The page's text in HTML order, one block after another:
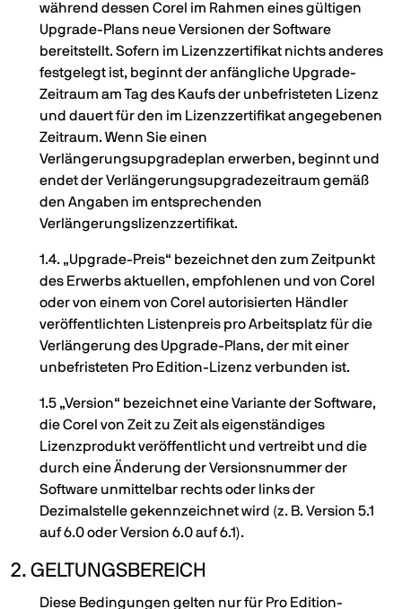
während dessen Corel im Rahmen eines gültigen
Upgrade-Plans neue Versionen der Software
bereitstellt. Sofern im Lizenzzertifikat nichts anderes
festgelegt ist, beginnt der anfängliche Upgrade-
Zeitraum am Tag des Kaufs der unbefristeten Lizenz
und dauert für den im Lizenzzertifikat angegebenen
Zeitraum. Wenn Sie einen
Verlängerungsupgradeplan erwerben, beginnt und
endet der Verlängerungsupgradezeitraum gemäß
den Angaben im entsprechenden
Verlängerungslizenzzertifikat.
1.4. „Upgrade-Preis“ bezeichnet den zum Zeitpunkt
des Erwerbs aktuellen, empfohlenen und von Corel
oder von einem von Corel autorisierten Händler
veröffentlichten Listenpreis pro Arbeitsplatz für die
Verlängerung des Upgrade-Plans, der mit einer
unbefristeten Pro Edition-Lizenz verbunden ist.
1.5 „Version“ bezeichnet eine Variante der Software,
die Corel von Zeit zu Zeit als eigenständiges
Lizenzprodukt veröffentlicht und vertreibt und die
durch eine Änderung der Versionsnummer der
Software unmittelbar rechts oder links der
Dezimalstelle gekennzeichnet wird (z. B. Version 5.1
auf 6.0 oder Version 6.0 auf 6.1).
2. GELTUNGSBEREICH
Diese Bedingungen gelten nur für Pro Edition-